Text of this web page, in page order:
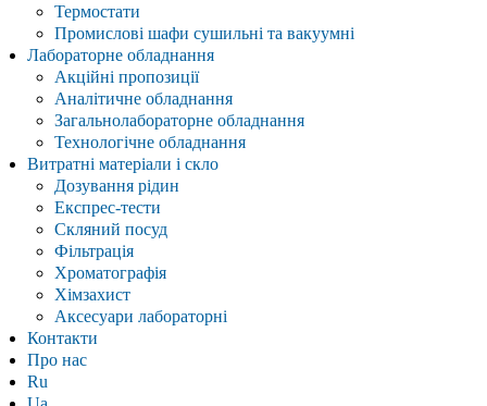
Термостати
Промислові шафи сушильні та вакуумні
Лабораторне обладнання
Акційні пропозиції
Аналітичне обладнання
Загальнолабораторне обладнання
Технологічне обладнання
Витратні матеріали і скло
Дозування рідин
Експрес-тести
Скляний посуд
Фільтрація
Хроматографія
Хімзахист
Аксесуари лабораторні
Контакти
Про нас
Ru